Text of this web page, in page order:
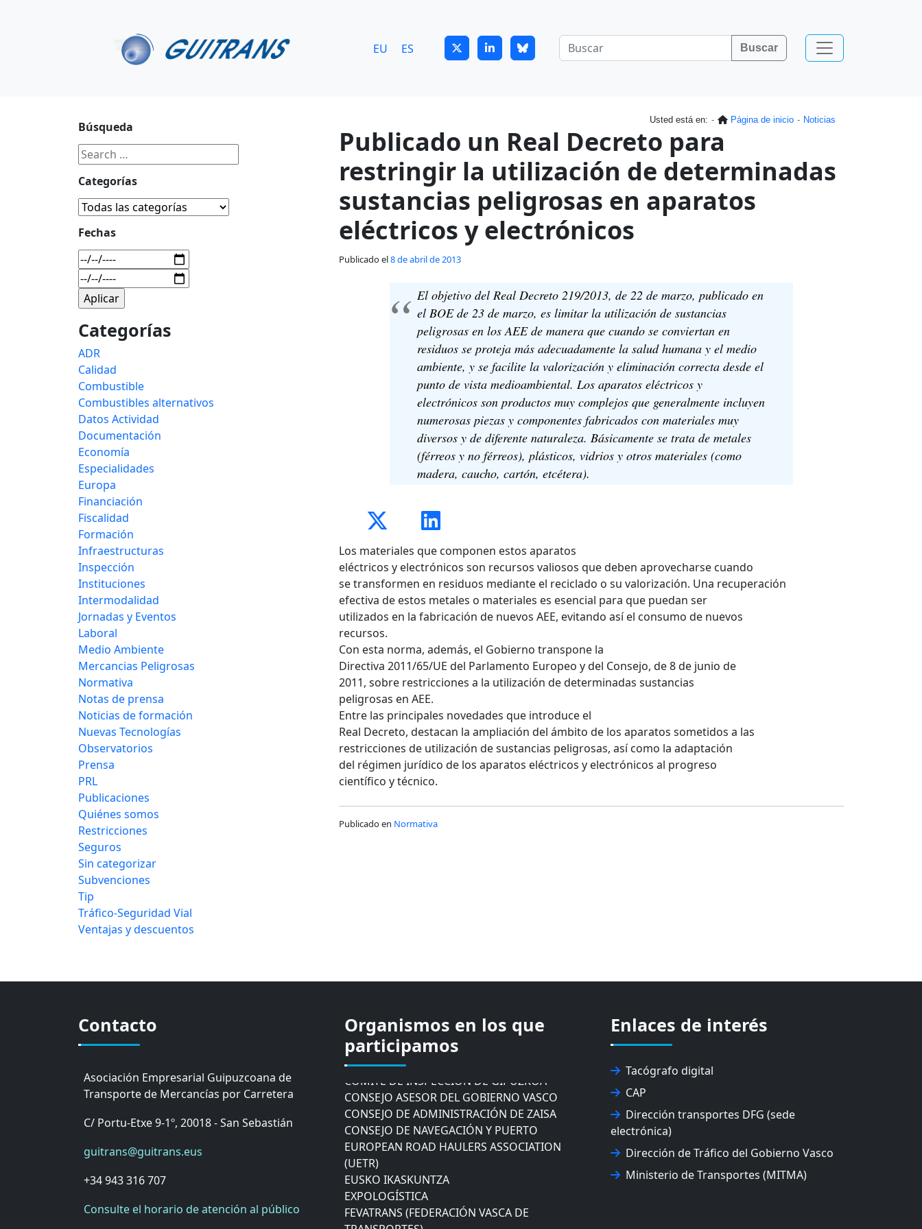
EU ES Buscar
Usted está en: Página de inicio Noticias
Publicado un Real Decreto para
restringir la utilización de determinadas
sustancias peligrosas en aparatos
eléctricos y electrónicos
Publicado el8 de abril de 2013
El objetivo del Real Decreto 219/2013, de 22 de marzo, publicado en
el BOE de 23 de marzo, es limitar la utilización de sustancias
peligrosas en los AEE de manera que cuando se conviertan en
residuos se proteja más adecuadamente la salud humana y el medio
ambiente, y se facilite la valorización y eliminación correcta desde el
punto de vista medioambiental. Los aparatos eléctricos y
electrónicos son productos muy complejos que generalmente incluyen
numerosas piezas y componentes fabricados con materiales muy
diversos y de diferente naturaleza. Básicamente se trata de metales
(férreos y no férreos), plásticos, vidrios y otros materiales (como
madera, caucho, cartón, etcétera).
Los materiales que componen estos aparatos
eléctricos y electrónicos son recursos valiosos que deben aprovecharse cuando
se transformen en residuos mediante el reciclado o su valorización. Una recuperación
efectiva de estos metales o materiales es esencial para que puedan ser
utilizados en la fabricación de nuevos AEE, evitando así el consumo de nuevos
recursos.
Con esta norma, además, el Gobierno transpone la
Directiva 2011/65/UE del Parlamento Europeo y del Consejo, de 8 de junio de
2011, sobre restricciones a la utilización de determinadas sustancias
peligrosas en AEE.
Entre las principales novedades que introduce el
Real Decreto, destacan la ampliación del ámbito de los aparatos sometidos a las
restricciones de utilización de sustancias peligrosas, así como la adaptación
del régimen jurídico de los aparatos eléctricos y electrónicos al progreso
científico y técnico.
Publicado en Normativa
Búsqueda
Categorías
Fechas
Categorías
ADR
Calidad
Combustible
Combustibles alternativos
Datos Actividad
Documentación
Economía
Especialidades
Europa
Financiación
Fiscalidad
Formación
Infraestructuras
Inspección
Instituciones
Intermodalidad
Jornadas y Eventos
Laboral
Medio Ambiente
Mercancias Peligrosas
Normativa
Notas de prensa
Noticias de formación
Nuevas Tecnologías
Observatorios
Prensa
PRL
Publicaciones
Quiénes somos
Restricciones
Seguros
Sin categorizar
Subvenciones
Tip
Tráfico-Seguridad Vial
Ventajas y descuentos
Contacto
Asociación Empresarial Guipuzcoana de
Transporte de Mercancías por Carretera
C/ Portu-Etxe 9-1º, 20018 - San Sebastián
guitrans@guitrans.eus
+34 943 316 707
Consulte el horario de atención al público
Organismos en los que
participamos
CÁMARA DE COMERCIO DE GIPUZKOA
COMISIÓN ASESORA DE MOVILIDAD DEL
AYUNTAMIENTO DE DONOSTIA
CONSEJO ASESOR DEL GOBIERNO VASCO
CONSEJO DE ADMINISTRACIÓN DE ZAISA
CONSEJO DE NAVEGACIÓN Y PUERTO
EUROPEAN ROAD HAULERS ASSOCIATION
(UETR)
EUSKO IKASKUNTZA
EXPOLOGÍSTICA
FEVATRANS (FEDERACIÓN VASCA DE
TRANSPORTES)
Enlaces de interés
Tacógrafo digital
CAP
Dirección transportes DFG (sede
electrónica)
Dirección de Tráfico del Gobierno Vasco
Ministerio de Transportes (MITMA)